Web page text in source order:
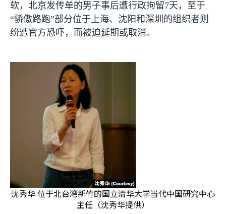
软，北京发传单的男子事后遭行政拘留7天，至于
“骄傲路跑”部分位于上海、沈阳和深圳的组织者则
纷遭官方恐吓，而被迫延期或取消。
沈秀华 位于北台湾新竹的国立清华大学当代中国研究中心
主任（沈秀华提供）